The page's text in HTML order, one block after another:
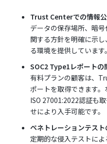
Trust Centerでの情報公
データの保存場所、暗
関する方針を明確に示
る環境を提供しています。
SOC2 Type1レポートの
有料プランの顧客は、
ポートを取得できます
ISO 27001:2022認証も
せにより入手可能です。
ペネトレーションテスト
定期的な侵入テストに